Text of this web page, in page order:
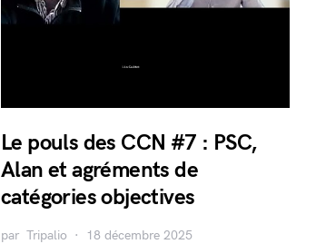
Le pouls des CCN #7 : PSC,
Alan et agréments de
catégories objectives
par Tripalio 18 décembre 2025